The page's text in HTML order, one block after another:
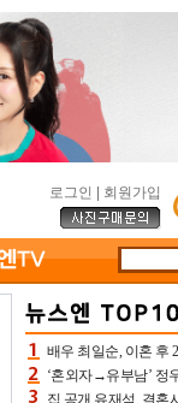
로그인 회원가입